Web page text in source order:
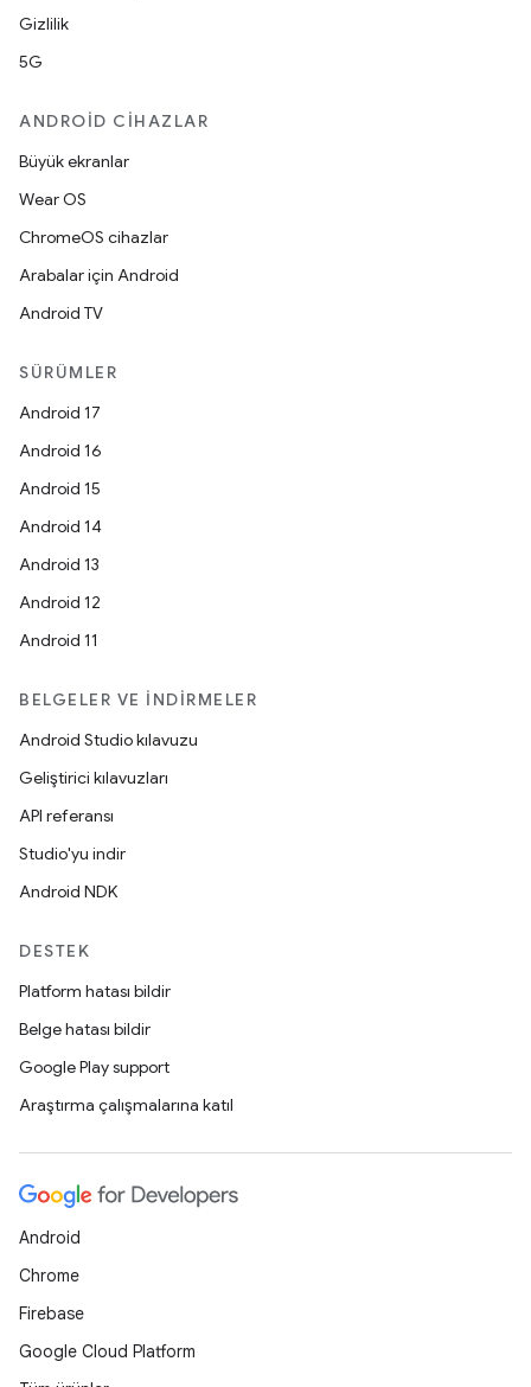
Gizlilik
5G
ANDROID CIHAZLAR
Büyük ekranlar
Wear OS
ChromeOS cihazlar
Arabalar için Android
Android TV
SÜRÜMLER
Android 17
Android 16
Android 15
Android 14
Android 13
Android 12
Android 11
BELGELER VE İNDIRMELER
Android Studio kılavuzu
Geliştirici kılavuzları
API referansı
Studio'yu indir
Android NDK
DESTEK
Platform hatası bildir
Belge hatası bildir
Google Play support
Araştırma çalışmalarına katıl
Android
Chrome
Firebase
Google Cloud Platform